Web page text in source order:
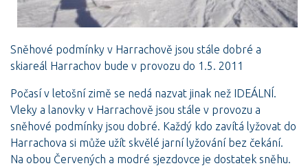
Sněhové podmínky v Harrachově jsou stále dobré a
skiareál Harrachov bude v provozu do 1.5. 2011
Počasí v letošní zimě se nedá nazvat jinak než IDEÁLNÍ.
Vleky a lanovky v Harrachově jsou stále v provozu a
sněhové podmínky jsou dobré. Každý kdo zavítá lyžovat do
Harrachova si může užít skvělé jarní lyžování bez čekání.
Na obou Červených a modré sjezdovce je dostatek sněhu.